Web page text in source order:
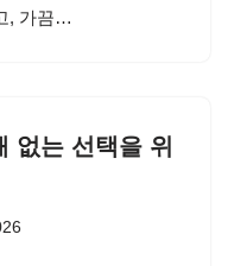
, 가끔…
없는 선택을 위